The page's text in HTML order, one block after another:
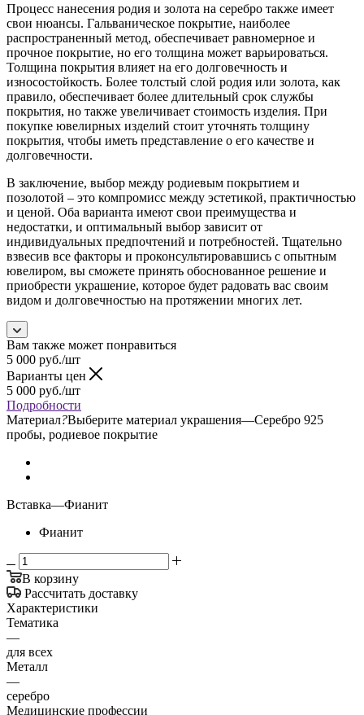
Процесс нанесения родия и золота на серебро также имеет
свои нюансы. Гальваническое покрытие, наиболее
распространенный метод, обеспечивает равномерное и
прочное покрытие, но его толщина может варьироваться.
Толщина покрытия влияет на его долговечность и
износостойкость. Более толстый слой родия или золота, как
правило, обеспечивает более длительный срок службы
покрытия, но также увеличивает стоимость изделия. При
покупке ювелирных изделий стоит уточнять толщину
покрытия, чтобы иметь представление о его качестве и
долговечности.
В заключение, выбор между родиевым покрытием и
позолотой – это компромисс между эстетикой, практичностью
и ценой. Оба варианта имеют свои преимущества и
недостатки, и оптимальный выбор зависит от
индивидуальных предпочтений и потребностей. Тщательно
взвесив все факторы и проконсультировавшись с опытным
ювелиром, вы сможете принять обоснованное решение и
приобрести украшение, которое будет радовать вас своим
видом и долговечностью на протяжении многих лет.
Вам также может понравиться
5 000 руб./шт
Варианты цен
5 000 руб./шт
Подробности
Материал?Выберите материал украшения—Серебро 925
пробы, родиевое покрытие
Вставка—Фианит
Фианит
В корзину
Рассчитать доставку
Характеристики
Тематика
—
для всех
Металл
—
серебро
Медицинские профессии